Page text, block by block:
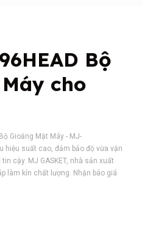
Bộ
cho
Gioăng Mặt Máy - MJ-
hiệu suất cao, đảm bảo độ vừa vặn
cậy. MJ GASKET, nhà sản xuất
làm kín chất lượng. Nhận báo giá